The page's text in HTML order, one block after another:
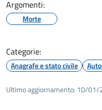
Argomenti:
Morte
Categorie:
Anagrafe e stato civile
Ultimo aggiornamento: 10/01/